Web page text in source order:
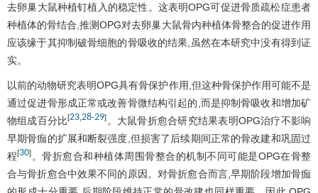
去卵巢大鼠种植钉植入的稳定性。这表明OPG可促进骨质疏松症患者
种植体的骨结合,推测OPG对去卵巢大鼠骨内种植体骨整合的促进作用
应该缘于其抑制破骨细胞的骨吸收的结果,虽然在本研究中没有得到证
实。
以前的动物研究表明OPG具有骨保护作用,但这种骨保护作用可能不是
通过促进骨形成正常或改善骨微结构引起的,而是抑制骨吸收和增加矿
物组成百分比[23,28-29] 。大鼠骨折愈合研究结果表明OPG治疗不影响
早期骨痂的扩展和断裂强度,但损害了后续期间正常的骨改建和巩固过
程[30] 。骨折愈合和种植体周围骨整合的机制不同可能是OPG在骨整
合与骨折愈合中效果不同的原因。对骨折愈合而言,早期阶段增加骨痂